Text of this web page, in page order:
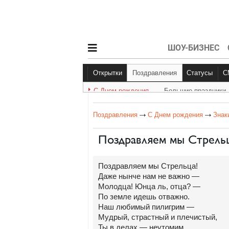
ШОУ-БИЗНЕС
Открытки
С Днем рождения Большие
Поздравления Статусы
Другое
С Днем рождения Большие праздники
Поздравления С Днем рождения
Поздравляем мы
Поздравляем мы Стрельца!
Даже нынче нам не важно —
Молодца! Юнца ль, отца? —
По земле идешь отважно.
Наш любимый пилигрим —
Мудрый, страстный и плечистый,
Ты в делах — неутомим